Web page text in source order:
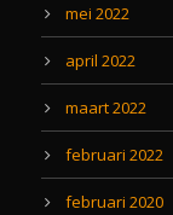
mei 2022
april 2022
maart 2022
februari 2022
februari 2020